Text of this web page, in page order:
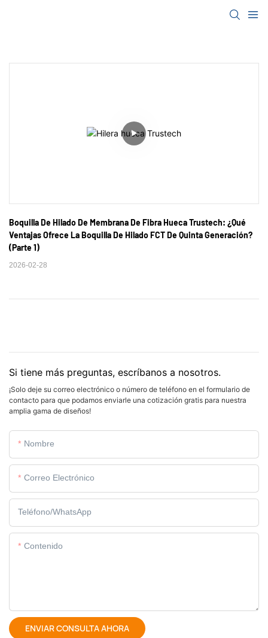
Boquilla De Hilado De Membrana De Fibra Hueca Trustech: ¿Qué
Ventajas Ofrece La Boquilla De Hilado FCT De Quinta Generación?
(Parte 1)
2026-02-28
Si tiene más preguntas, escríbanos a nosotros.
¡Solo deje su correo electrónico o número de teléfono en el formulario de
contacto para que podamos enviarle una cotización gratis para nuestra
amplia gama de diseños!
Nombre
Correo Electrónico
Teléfono/WhatsApp
Contenido
ENVIAR CONSULTA AHORA